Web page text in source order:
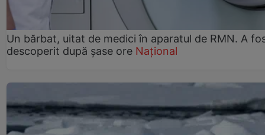
Un bărbat, uitat de medici în aparatul de RMN. A
descoperit după șase ore Național